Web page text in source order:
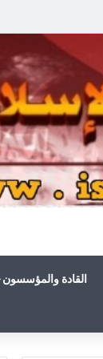
القادة والمؤسسون